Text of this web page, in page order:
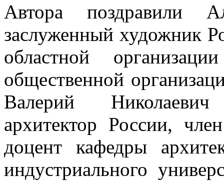
Автора поздравили
заслуженный художник
областной
общественной
Валерий
архитектор России,
доцент кафедры
индустриального